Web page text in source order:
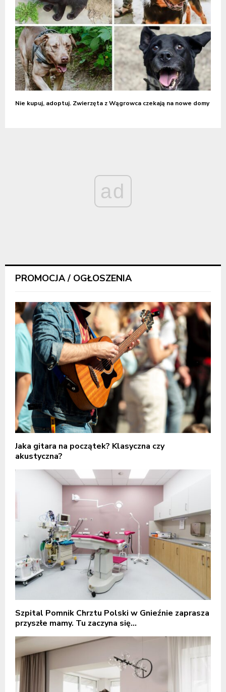
Nie kupuj, adoptuj. Zwierzęta z Wągrowca czekają na nowe domy
ad
PROMOCJA / OGŁOSZENIA
Jaka gitara na początek? Klasyczna czy
akustyczna?
Szpital Pomnik Chrztu Polski w Gnieźnie zaprasza
przyszłe mamy. Tu zaczyna się...